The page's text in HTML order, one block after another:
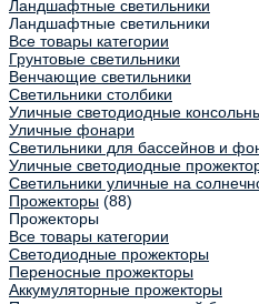
Ландшафтные светильники
Ландшафтные светильники
Все товары категории
Грунтовые светильники
Венчающие светильники
Светильники столбики
Уличные светодиодные
Уличные фонари
Светильники для бассейнов и
Уличные светодиодные
Светильники уличные на
Прожекторы (88)
Прожекторы
Все товары категории
Светодиодные прожекторы
Переносные прожекторы
Аккумуляторные прожекторы